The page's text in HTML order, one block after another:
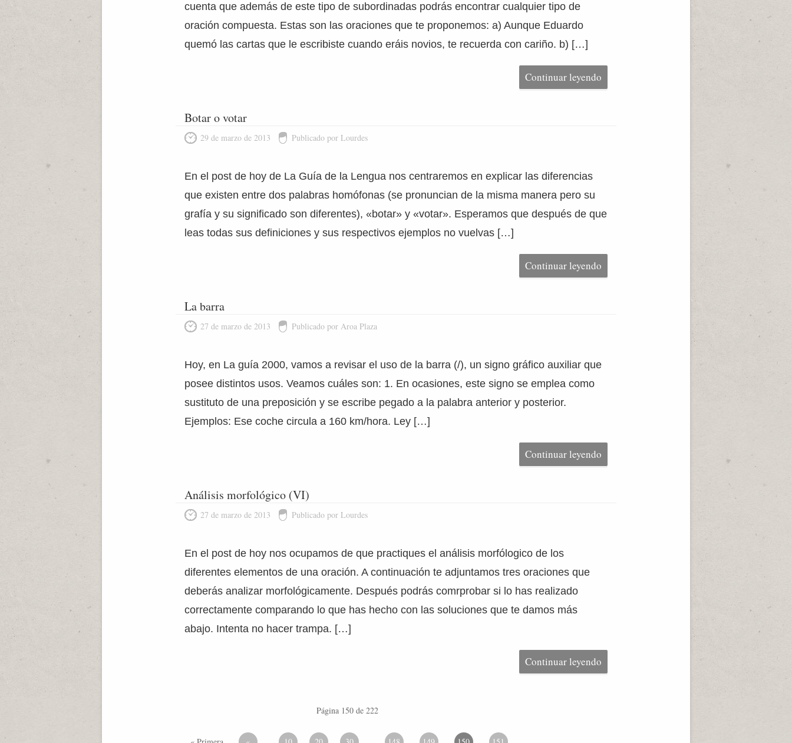
cuenta que además de este tipo de subordinadas podrás encontrar cualquier tipo de
oración compuesta. Estas son las oraciones que te proponemos: a) Aunque Eduardo
quemó las cartas que le escribiste cuando eráis novios, te recuerda con cariño. b) […]
Continuar leyendo
Botar o votar
29 de marzo de 2013 Publicado por Lourdes
En el post de hoy de La Guía de la Lengua nos centraremos en explicar las diferencias
que existen entre dos palabras homófonas (se pronuncian de la misma manera pero su
grafía y su significado son diferentes), «botar» y «votar». Esperamos que después de que
leas todas sus definiciones y sus respectivos ejemplos no vuelvas […]
Continuar leyendo
La barra
27 de marzo de 2013 Publicado por Aroa Plaza
Hoy, en La guía 2000, vamos a revisar el uso de la barra (/), un signo gráfico auxiliar que
posee distintos usos. Veamos cuáles son: 1. En ocasiones, este signo se emplea como
sustituto de una preposición y se escribe pegado a la palabra anterior y posterior.
Ejemplos: Ese coche circula a 160 km/hora. Ley […]
Continuar leyendo
Análisis morfológico (VI)
27 de marzo de 2013 Publicado por Lourdes
En el post de hoy nos ocupamos de que practiques el análisis morfólogico de los
diferentes elementos de una oración. A continuación te adjuntamos tres oraciones que
deberás analizar morfológicamente. Después podrás comrprobar si lo has realizado
correctamente comparando lo que has hecho con las soluciones que te damos más
abajo. Intenta no hacer trampa. […]
Continuar leyendo
Página 150 de 222